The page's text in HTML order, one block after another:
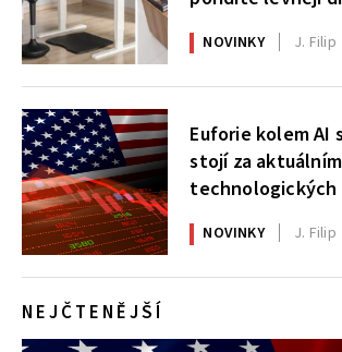
AlzaErgo
NOVINKY J. Filip
Euforie kolem AI
stojí za
technologických
NOVINKY J. Filip
NEJČTENĚJŠÍ